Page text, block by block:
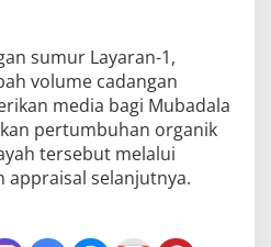
sumur Layaran-1,
volume cadangan
media bagi Mubadala
pertumbuhan organik
tersebut melalui
appraisal selanjutnya.